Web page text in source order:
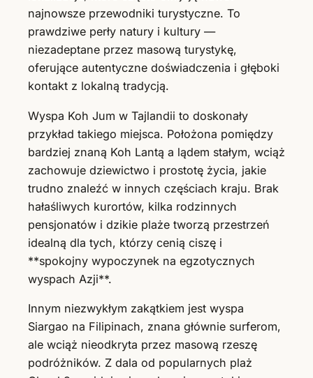
najnowsze przewodniki turystyczne. To
prawdziwe perły natury i kultury —
niezadeptane przez masową turystykę,
oferujące autentyczne doświadczenia i głęboki
kontakt z lokalną tradycją.
Wyspa Koh Jum w Tajlandii to doskonały
przykład takiego miejsca. Położona pomiędzy
bardziej znaną Koh Lantą a lądem stałym, wciąż
zachowuje dziewictwo i prostotę życia, jakie
trudno znaleźć w innych częściach kraju. Brak
hałaśliwych kurortów, kilka rodzinnych
pensjonatów i dzikie plaże tworzą przestrzeń
idealną dla tych, którzy cenią ciszę i
**spokojny wypoczynek na egzotycznych
wyspach Azji**.
Innym niezwykłym zakątkiem jest wyspa
Siargao na Filipinach, znana głównie surferom,
ale wciąż nieodkryta przez masową rzeszę
podróżników. Z dala od popularnych plaż